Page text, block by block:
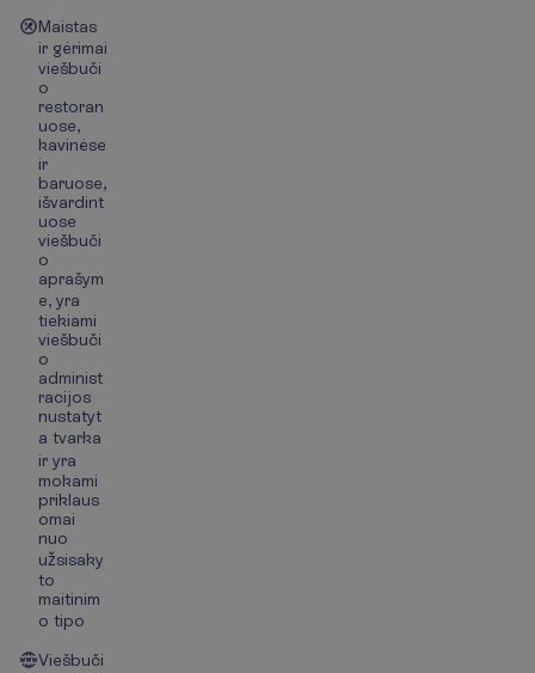
Maistas
ir gėrimai
viešbuči
o
restoran
uose,
kavinėse
ir
baruose,
išvardint
uose
viešbuči
o
aprašym
e, yra
tiekiami
viešbuči
o
administ
racijos
nustatyt
a tvarka
ir yra
mokami
priklaus
omai
nuo
užsisaky
to
maitinim
o tipo
Viešbuči